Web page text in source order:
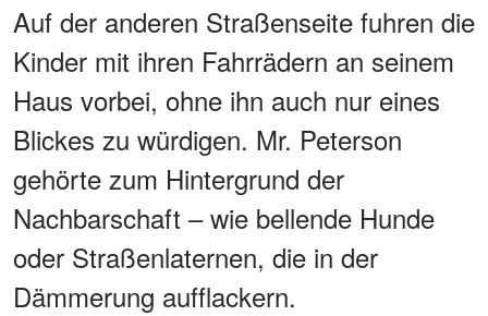
Auf der anderen Straßenseite fuhren die
Kinder mit ihren Fahrrädern an seinem
Haus vorbei, ohne ihn auch nur eines
Blickes zu würdigen. Mr. Peterson
gehörte zum Hintergrund der
Nachbarschaft – wie bellende Hunde
oder Straßenlaternen, die in der
Dämmerung aufflackern.